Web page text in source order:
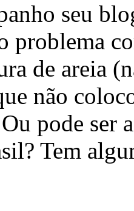
seu
problema
de areia
não
pode ser
Tem